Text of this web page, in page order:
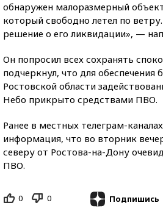
обнаружен малоразмерный
который свободно летел по
решение о его ликвидации», —
Он попросил всех сохранять
подчеркнул, что для обеспечения
Ростовской области
Небо прикрыто средствами ПВО.
Ранее в местных телеграм-
информация, что во вторник
северу от Ростова-на-Дону
ПВО.
0 0 Подпишись